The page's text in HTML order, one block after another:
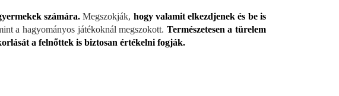
számára. Megszokják, hogy valamit elkezdjenek és be is
a hagyományos játékoknál megszokott. Természetesen a türelem
a felnőttek is biztosan értékelni fogják.